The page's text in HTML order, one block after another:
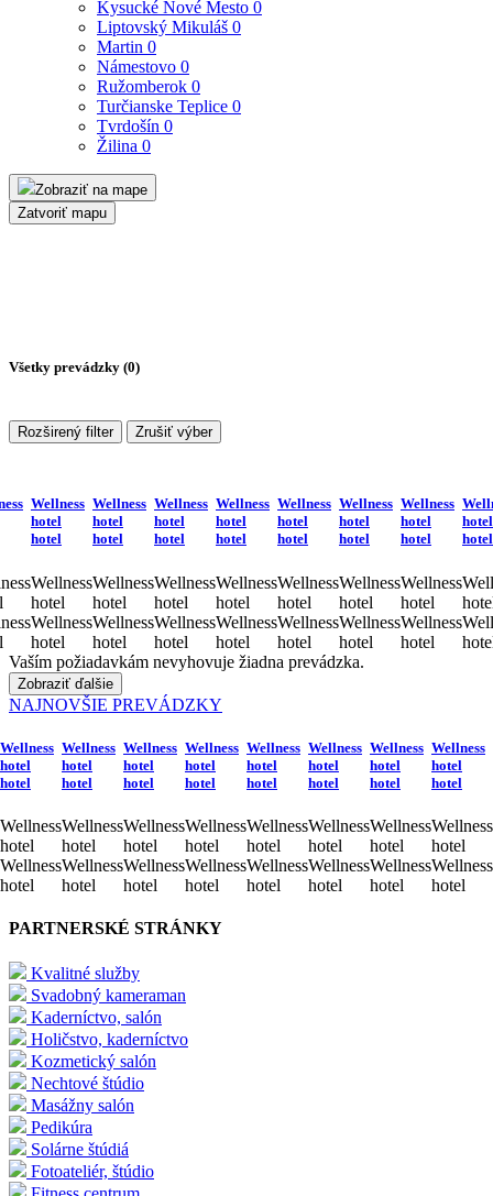
Kysucké Nové Mesto 0
Liptovský Mikuláš 0
Martin 0
Námestovo 0
Ružomberok 0
Turčianske Teplice 0
Tvrdošín 0
Žilina 0
Zobraziť na mape
Zatvoriť mapu
Všetky prevádzky (0)
Rozširený filter Zrušiť výber
Wellness
hotel
hotel
Wellness
hotel
Wellness
hotel
Wellness
hotel
hotel
Wellness
hotel
Wellness
hotel
Wellness
hotel
hotel
Wellness
hotel
Wellness
hotel
Wellness
hotel
hotel
Wellness
hotel
Wellness
hotel
Wellness
hotel
hotel
Wellness
hotel
Wellness
hotel
Wellness
hotel
hotel
Wellness
hotel
Wellness
hotel
Wellness
hotel
hotel
Wellness
hotel
Wellness
hotel
hotel
hotel
Vaším požiadavkám nevyhovuje žiadna prevádzka.
Zobraziť ďalšie
NAJNOVŠIE PREVÁDZKY
Wellness
hotel
hotel
Wellness
hotel
Wellness
hotel
Wellness
hotel
hotel
Wellness
hotel
Wellness
hotel
Wellness
hotel
hotel
Wellness
hotel
Wellness
hotel
Wellness
hotel
hotel
Wellness
hotel
Wellness
hotel
Wellness
hotel
hotel
Wellness
hotel
Wellness
hotel
Wellness
hotel
hotel
Wellness
hotel
Wellness
hotel
Wellness
hotel
hotel
Wellness
hotel
Wellness
hotel
Wellness
hotel
hotel
Wellness
hotel
Wellness
hotel
PARTNERSKÉ STRÁNKY
Kvalitné služby
Svadobný kameraman
Kaderníctvo, salón
Holičstvo, kaderníctvo
Kozmetický salón
Nechtové štúdio
Masážny salón
Pedikúra
Solárne štúdiá
Fotoateliér, štúdio